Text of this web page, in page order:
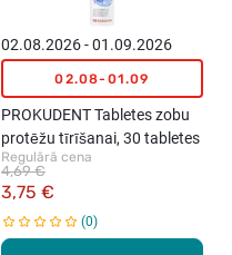
02.08.2026 - 01.09.2026
02.08-01.09
PROKUDENT Tabletes zobu
protēžu tīrīšanai, 30 tabletes
Regulārā cena
3,75 €
4,69 €
0